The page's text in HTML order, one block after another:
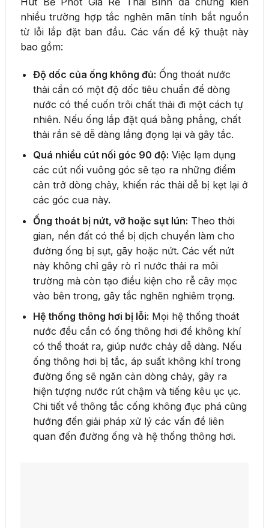
nhiều trường hợp tắc nghẽn mãn tính bắt nguồn
từ lỗi lắp đặt ban đầu. Các vấn đề kỹ thuật này
bao gồm:
Độ dốc của ống không đủ: Ống thoát nước
thải cần có một độ dốc tiêu chuẩn để dòng
nước có thể cuốn trôi chất thải đi một cách tự
nhiên. Nếu ống lắp đặt quá bằng phẳng, chất
thải rắn sẽ dễ dàng lắng đọng lại và gây tắc.
Quá nhiều cút nối góc 90 độ: Việc lạm dụng
các cút nối vuông góc sẽ tạo ra những điểm
cản trở dòng chảy, khiến rác thải dễ bị kẹt lại ở
các góc cua này.
Ống thoát bị nứt, vỡ hoặc sụt lún: Theo thời
gian, nền đất có thể bị dịch chuyển làm cho
đường ống bị sụt, gãy hoặc nứt. Các vết nứt
này không chỉ gây rò rỉ nước thải ra môi
trường mà còn tạo điều kiện cho rễ cây mọc
vào bên trong, gây tắc nghẽn nghiêm trọng.
Hệ thống thông hơi bị lỗi: Mọi hệ thống thoát
nước đều cần có ống thông hơi để không khí
có thể thoát ra, giúp nước chảy dễ dàng. Nếu
ống thông hơi bị tắc, áp suất không khí trong
đường ống sẽ ngăn cản dòng chảy, gây ra
hiện tượng nước rút chậm và tiếng kêu ục ục.
Chi tiết về thông tắc cống không đục phá cũng
hướng đến giải pháp xử lý các vấn đề liên
quan đến đường ống và hệ thống thông hơi.